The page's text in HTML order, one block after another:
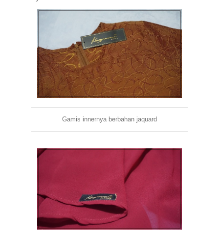
Gamis innernya berbahan jaquard